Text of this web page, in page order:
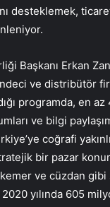
desteklemek,
Başkanı Erkan
ve distribütör
programda, en
ve bilgi
coğrafi
bir pazar
ve cüzdan
2020 yılında 605